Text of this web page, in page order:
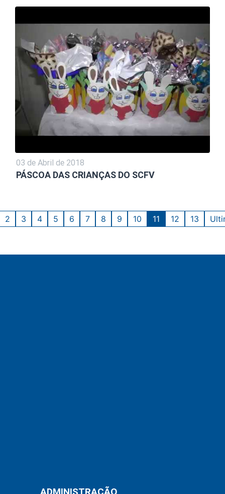
03 de Abril de 2018
PÁSCOA DAS CRIANÇAS DO SCFV
2 3 4 5 6 7 8 9 10 11 12 13
ADMINISTRAÇÃO